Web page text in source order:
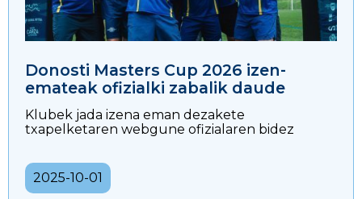
Donosti Masters Cup 2026 izen-
emateak ofizialki zabalik daude
Klubek jada izena eman dezakete
txapelketaren webgune ofizialaren bidez
2025-10-01